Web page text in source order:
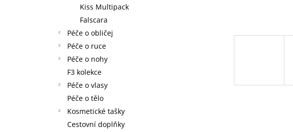
Kiss Multipack
Falscara
Péče o obličej
Péče o ruce
Péče o nohy
F3 kolekce
Péče o vlasy
Péče o tělo
Kosmetické tašky
Cestovní doplňky
HOUBIČKA NA MAKE-UP, KULATÁ
KONTUROVACÍ